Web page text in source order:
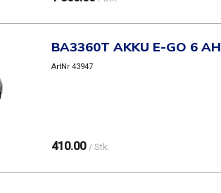
BA3360T AKKU E-GO 6 AH
ArtNr 43947
410.00 / Stk.